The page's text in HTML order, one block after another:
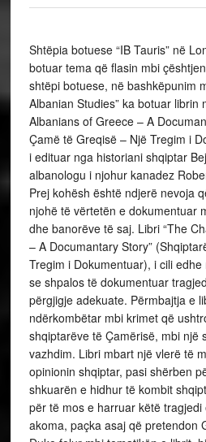
Shtëpia botuese “IB Tauris” në
botuar tema që flasin mbi
shtëpi botuese, në bashkëpunim
Albanian Studies” ka botuar librin
Albanians of Greece – A
Çamë të Greqisë – Një Tregim i
i edituar nga historiani shqiptar
albanologu i njohur kanadez
Prej kohësh është ndjerë nevoja
njohë të vërtetën e dokumentuar
dhe banorëve të saj. Libri “The
– A Documantary Story”
Tregim i Dokumentuar), i cili
se shpalos të dokumentuar
përgjigje adekuate. Përmbajtja e
ndërkombëtar mbi krimet që
shqiptarëve të Çamërisë, mbi një
vazhdim. Libri mbart një vlerë të
opinionin shqiptar, pasi shërben
shkuarën e hidhur të kombit
për të mos e harruar këtë
akoma, paçka asaj që pretendon